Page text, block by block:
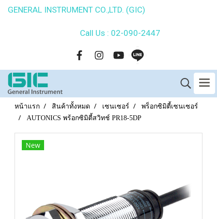
GENERAL INSTRUMENT CO.,LTD. (GIC)
Call Us : 02-090-2447
หน้าแรก สินค้าทั้งหมด เซนเซอร์
พร็อกซิมิตี้เซนเซอร์
AUTONICS พร้อกซิมิตี้สวิทช์ PR18-5DP
New